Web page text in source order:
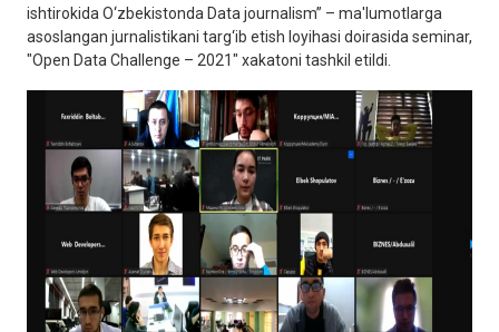
ishtirokida O‘zbekistonda Data journalism” – ma'lumotlarga
asoslangan jurnalistikani targ‘ib etish loyihasi doirasida seminar,
"Open Data Challenge – 2021" xakatoni tashkil etildi.